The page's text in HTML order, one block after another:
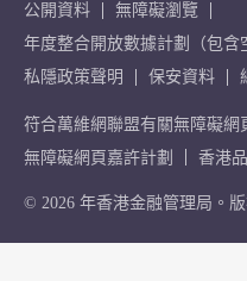
公開資料
無障礙瀏覽
年度整合開放數據計劃（包含
私隱政策聲明
保安資料
符合萬維網聯盟有關無障礙網
無障礙網頁嘉許計劃
香港
© 2026 年香港金融管理局。版